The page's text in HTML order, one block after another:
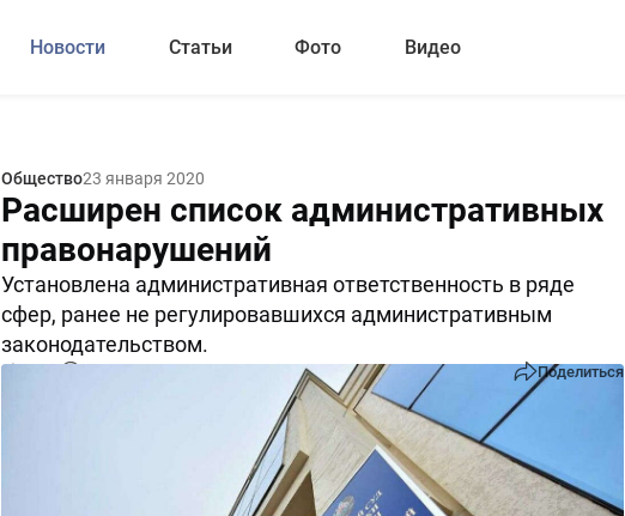
Новости Статьи Фото Видео
Общество23 января 2020
Расширен список административных
правонарушений
Установлена административная ответственность в ряде
сфер, ранее не регулировавшихся административным
законодательством.
Поделиться